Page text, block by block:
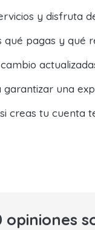
y disfruta
pagas y qué
una
creas tu cuenta
opiniones